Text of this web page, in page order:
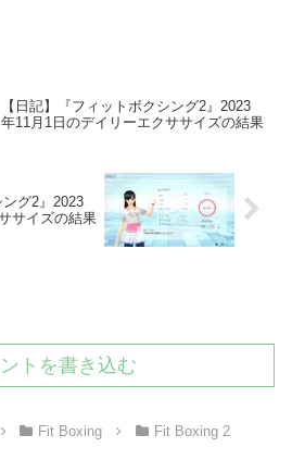
【日記】『フィットボクシング2』2023
年11月1日のデイリーエクササイズの結果
ング2』2023
サイズの結果
トを書き込む
Fit Boxing Fit Boxing 2